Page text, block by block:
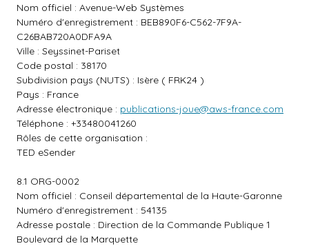
Nom officiel : Avenue-Web Systèmes
Numéro d'enregistrement : BEB890F6-C562-7F9A-
C26BAB720A0DFA9A
Ville : Seyssinet-Pariset
Code postal : 38170
Subdivision pays (NUTS) : Isère ( FRK24 )
Pays : France
Adresse électronique : publications-joue@aws-france.com
Téléphone : +33480041260
Rôles de cette organisation :
TED eSender
8.1 ORG-0002
Nom officiel : Conseil départemental de la Haute-Garonne
Numéro d'enregistrement : 54135
Adresse postale : Direction de la Commande Publique 1
Boulevard de la Marquette